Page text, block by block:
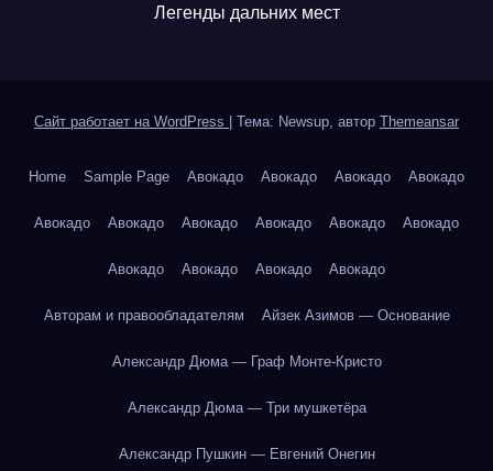
Легенды дальних мест
Сайт работает на WordPress Тема: Newsup, автор Themeansar
Home Sample Page Авокадо Авокадо Авокадо Авокадо
Авокадо Авокадо Авокадо Авокадо Авокадо Авокадо
Авокадо Авокадо Авокадо Авокадо
Авторам и правообладателям Айзек Азимов — Основание
Александр Дюма — Граф Монте-Кристо
Александр Дюма — Три мушкетёра
Александр Пушкин — Евгений Онегин